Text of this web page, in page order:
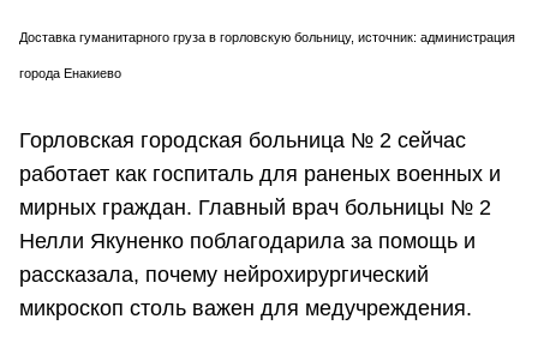
Доставка гуманитарного груза в горловскую больницу, источник: администрация
города Енакиево
Горловская городская больница № 2 сейчас
работает как госпиталь для раненых военных и
мирных граждан. Главный врач больницы № 2
Нелли Якуненко поблагодарила за помощь и
рассказала, почему нейрохирургический
микроскоп столь важен для медучреждения.